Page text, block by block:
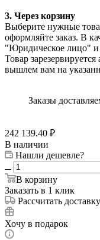
3. Через корзину
Выберите нужные
оформляйте заказ. В
"Юридическое лицо" и
Товар
вышлем вам на
Заказы
242 139.40 ₽
В наличии
Нашли дешевле?
В корзину
Заказать в 1 клик
Рассчитать доставку
Хочу в подарок